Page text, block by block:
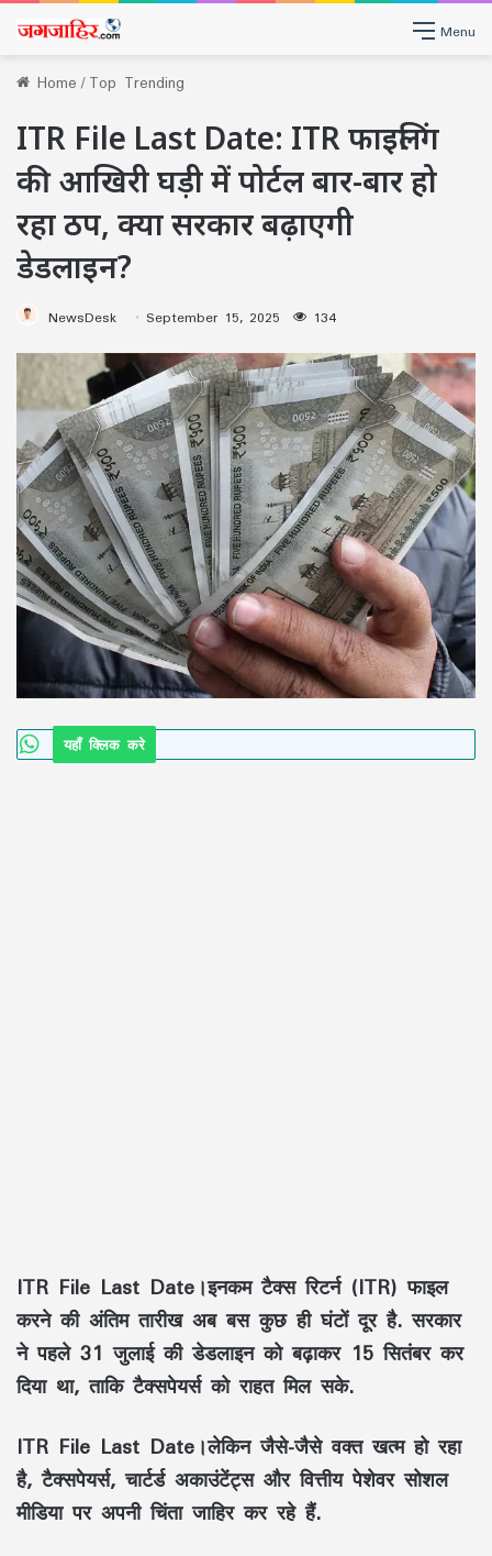
Menu
Home/Top Trending
ITR File Last Date: ITR फाइलिंग
की आखिरी घड़ी में पोर्टल बार-बार हो
रहा ठप, क्या सरकार बढ़ाएगी
डेडलाइन?
NewsDesk September 15, 2025 134
यहाँ क्लिक करे
ITR File Last Date।इनकम टैक्स रिटर्न (ITR) फाइल
करने की अंतिम तारीख अब बस कुछ ही घंटों दूर है. सरकार
ने पहले 31 जुलाई की डेडलाइन को बढ़ाकर 15 सितंबर कर
दिया था, ताकि टैक्सपेयर्स को राहत मिल सके.
ITR File Last Date।लेकिन जैसे-जैसे वक्त खत्म हो रहा
है, टैक्सपेयर्स, चार्टर्ड अकाउंटेंट्स और वित्तीय पेशेवर सोशल
मीडिया पर अपनी चिंता जाहिर कर रहे हैं.